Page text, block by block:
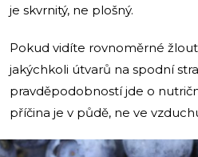
je skvrnitý, ne plošný.
Pokud vidíte rovnoměrné
jakýchkoli útvarů na spodní
pravděpodobností jde o
příčina je v půdě, ne ve